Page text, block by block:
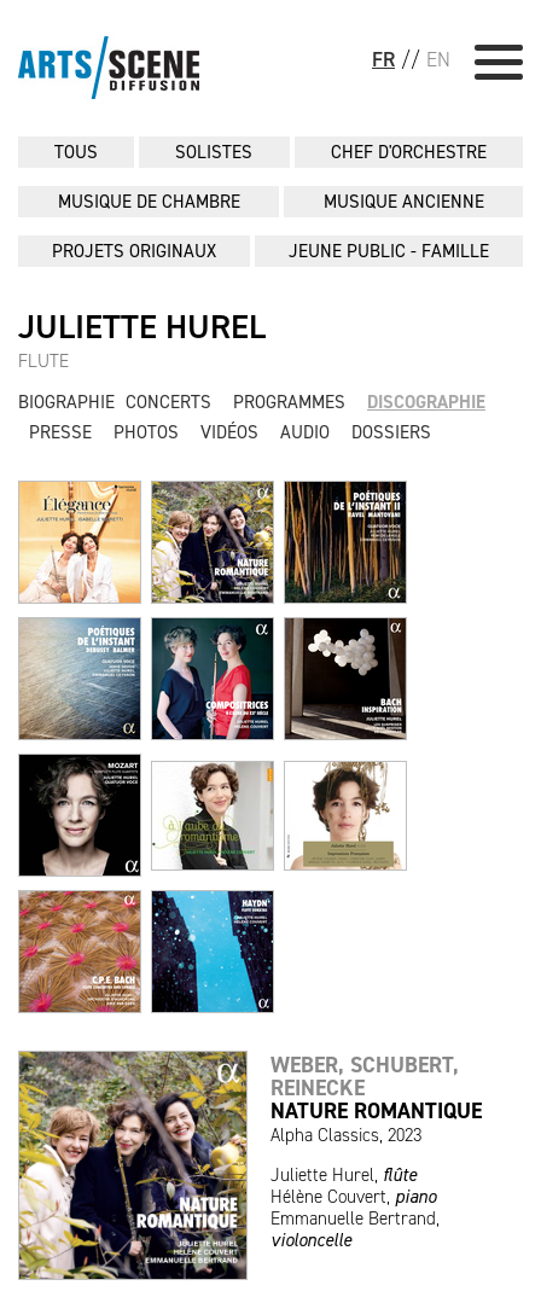
FR // EN
TOUS SOLISTES CHEF D'ORCHESTRE
MUSIQUE DE CHAMBRE MUSIQUE ANCIENNE
PROJETS ORIGINAUX JEUNE PUBLIC - FAMILLE
JULIETTE HUREL
FLUTE
BIOGRAPHIE CONCERTS PROGRAMMES
DISCOGRAPHIE
PRESSE
PHOTOS VIDÉOS AUDIO DOSSIERS
WEBER, SCHUBERT,
REINECKE
NATURE ROMANTIQUE
Alpha Classics, 2023
Juliette Hurel, flûte
Hélène Couvert, piano
Emmanuelle Bertrand,
violoncelle